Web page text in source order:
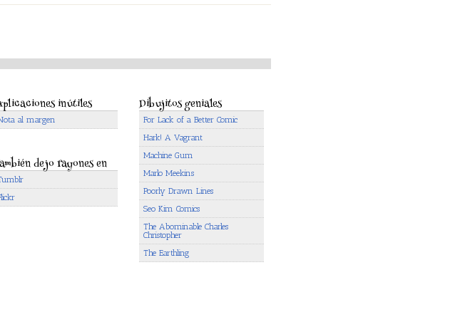
inútiles
al margen
dejo rayones en
Dibujitos geniales
For Lack of a Better Comic
Hark! A Vagrant
Machine Gum
Marlo Meekins
Poorly Drawn Lines
Seo Kim Comics
The Abominable Charles
Christopher
The Earthling